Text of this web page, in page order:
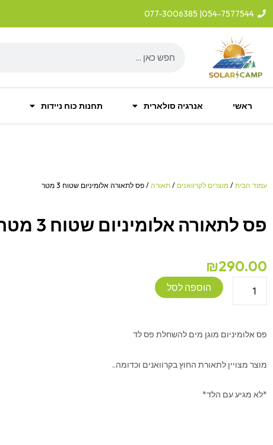
דילוג
054-7577544
| 077-3006385
ראשי אנרגיה סולארית תחנות כוח ניידות
עמוד הבית / מוצרים לקרוואנים / תאורה / פס לתאורה אלומיניום שטוח 3 מטר
פס לתאורה אלומיניום שטוח 3 מטר
₪290.00
לתאורה
שטוח
מטר
הוספה לסל
פס אלומיניום מוגן מים להשחלת פס לד
מוצר מצויין לתאורת החוץ בקרוואנים וכדומה..
*לא מגיע עם הלד*